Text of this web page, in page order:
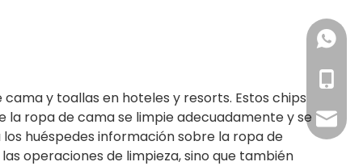
y toallas en hoteles y resorts. Estos chips
ropa de cama se limpie adecuadamente y se
huéspedes información sobre la ropa de
operaciones de limpieza, sino que también
+86